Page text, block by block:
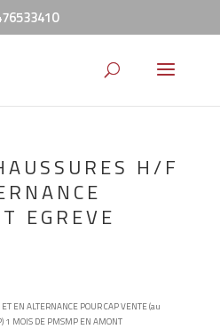
H/F
EGREVE
EN ALTERNANCE POUR CAP VENTE (au
1 MOIS DE PMSMP EN AMONT